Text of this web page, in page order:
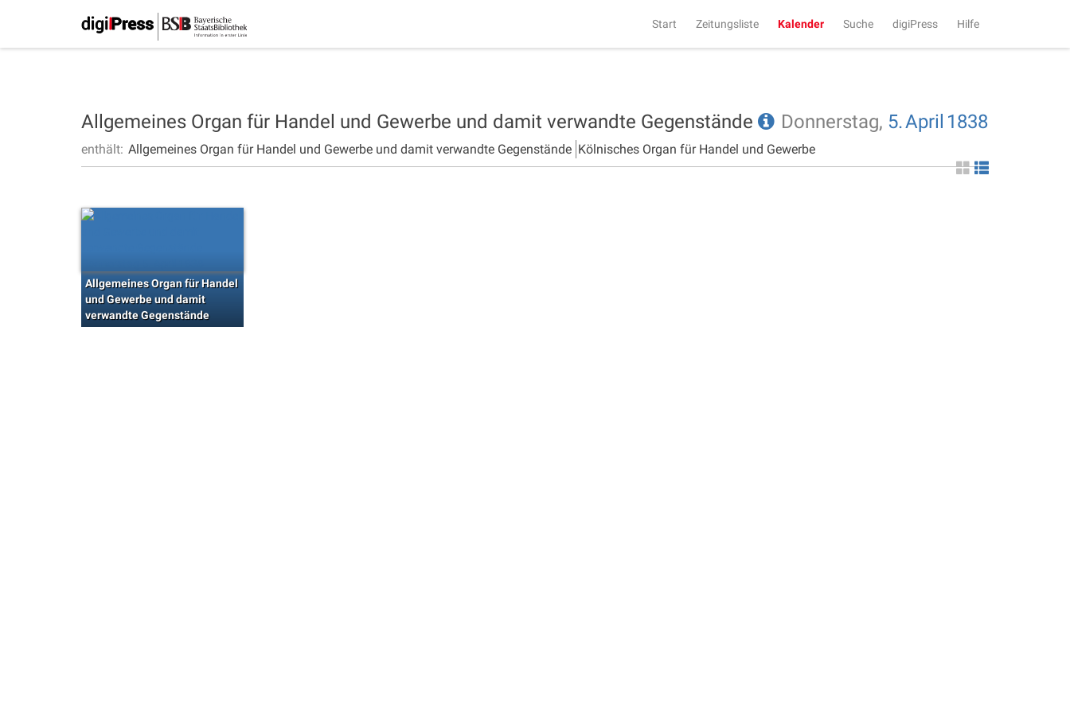
Start Zeitungsliste Kalender Suche digiPress Hilfe
Allgemeines Organ für Handel und Gewerbe und damit verwandte Gegenstände Donnerstag, 5.April 1838
enthält: Allgemeines Organ für Handel und Gewerbe und damit verwandte Gegenstände Kölnisches Organ für Handel und Gewerbe
Allgemeines Organ für Handel
und Gewerbe und damit
verwandte Gegenstände